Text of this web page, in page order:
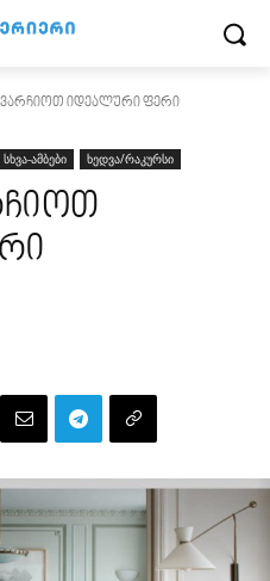
იდეალური ფერი
სხვა-ამბები ხედვა/რაკურსი